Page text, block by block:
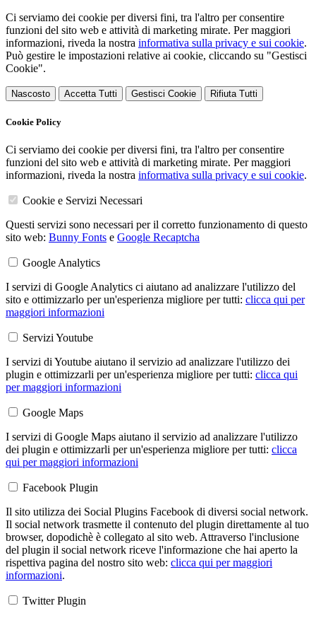
Ci serviamo dei cookie per diversi fini, tra l'altro per consentire
funzioni del sito web e attività di marketing mirate. Per maggiori
informazioni, riveda la nostra informativa sulla privacy e sui cookie.
Può gestire le impostazioni relative ai cookie, cliccando su "Gestisci
Cookie".
Nascosto Accetta Tutti Gestisci Cookie Rifiuta Tutti
Cookie Policy
Ci serviamo dei cookie per diversi fini, tra l'altro per consentire
funzioni del sito web e attività di marketing mirate. Per maggiori
informazioni, riveda la nostra informativa sulla privacy e sui cookie.
Cookie e Servizi Necessari
Questi servizi sono necessari per il corretto funzionamento di questo
sito web: Bunny Fonts e Google Recaptcha
Google Analytics
I servizi di Google Analytics ci aiutano ad analizzare l'utilizzo del
sito e ottimizzarlo per un'esperienza migliore per tutti: clicca qui per
maggiori informazioni
Servizi Youtube
I servizi di Youtube aiutano il servizio ad analizzare l'utilizzo dei
plugin e ottimizzarli per un'esperienza migliore per tutti: clicca qui
per maggiori informazioni
Google Maps
I servizi di Google Maps aiutano il servizio ad analizzare l'utilizzo
dei plugin e ottimizzarli per un'esperienza migliore per tutti: clicca
qui per maggiori informazioni
Facebook Plugin
Il sito utilizza dei Social Plugins Facebook di diversi social network.
Il social network trasmette il contenuto del plugin direttamente al tuo
browser, dopodichè è collegato al sito web. Attraverso l'inclusione
del plugin il social network riceve l'informazione che hai aperto la
rispettiva pagina del nostro sito web: clicca qui per maggiori
informazioni.
Twitter Plugin